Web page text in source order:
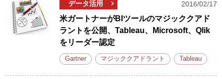
データ活用 2016/02/17
米ガートナーがBIツールのマジッククアド
ラントを公開、Tableau、Microsoft、Qlik
をリーダー認定
Gartner マジッククアドラント Tableau